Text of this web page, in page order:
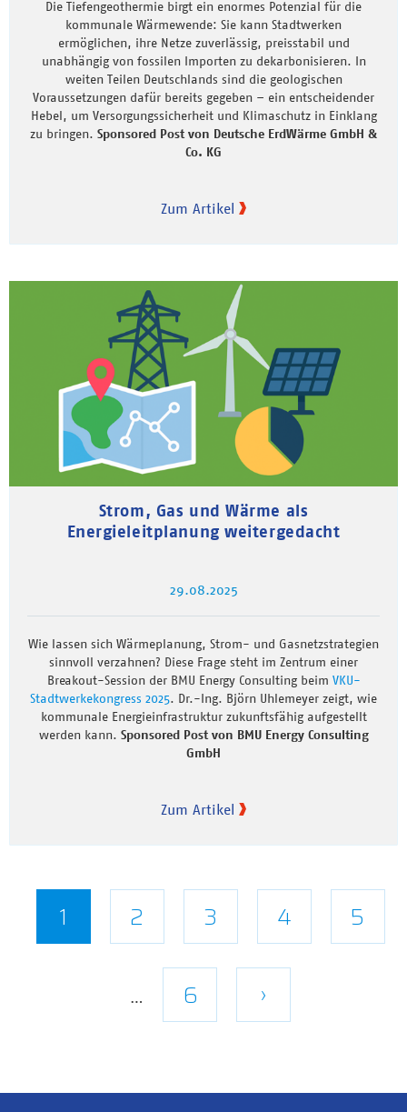
Die Tiefengeothermie birgt ein enormes Potenzial für die
kommunale Wärmewende: Sie kann Stadtwerken
ermöglichen, ihre Netze zuverlässig, preisstabil und
unabhängig von fossilen Importen zu dekarbonisieren. In
weiten Teilen Deutschlands sind die geologischen
Voraussetzungen dafür bereits gegeben – ein entscheidender
Hebel, um Versorgungssicherheit und Klimaschutz in Einklang
zu bringen. Sponsored Post von Deutsche ErdWärme GmbH &
Co. KG
Zum Artikel
Strom, Gas und Wärme als
Energieleitplanung weitergedacht
29.08.2025
Wie lassen sich Wärmeplanung, Strom- und Gasnetzstrategien
sinnvoll verzahnen? Diese Frage steht im Zentrum einer
Breakout-Session der BMU Energy Consulting beim VKU-
Stadtwerkekongress 2025. Dr.-Ing. Björn Uhlemeyer zeigt, wie
kommunale Energieinfrastruktur zukunftsfähig aufgestellt
werden kann. Sponsored Post von BMU Energy Consulting
GmbH
Zum Artikel
Seitennummerierung
Aktuelle
1 Seite
2 Seite
3 Seite
4 Seite
5
…
Letzte
6
Nächste
›